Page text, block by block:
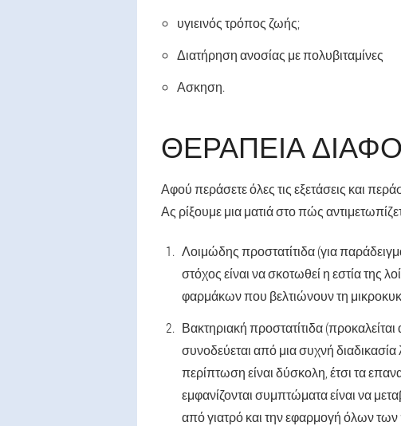
υγιεινός τρόπος ζωής;
Διατήρηση ανοσίας με πολυβιταμίνες
Ασκηση.
ΘΕΡΑΠΕΊΑ
Αφού περάσετε όλες τις εξετάσεις και
Ας ρίξουμε μια ματιά στο πώς
Λοιμώδης προστατίτιδα (για
στόχος είναι να σκοτωθεί η εστία της
φαρμάκων που βελτιώνουν τη
Βακτηριακή προστατίτιδα
συνοδεύεται από μια συχνή
περίπτωση είναι δύσκολη, έτσι τα
εμφανίζονται συμπτώματα είναι να
από γιατρό και την εφαρμογή όλων